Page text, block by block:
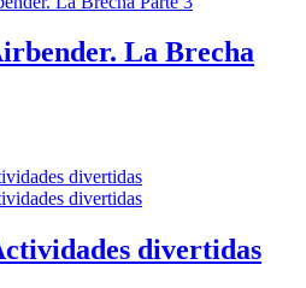
La Brecha
divertidas